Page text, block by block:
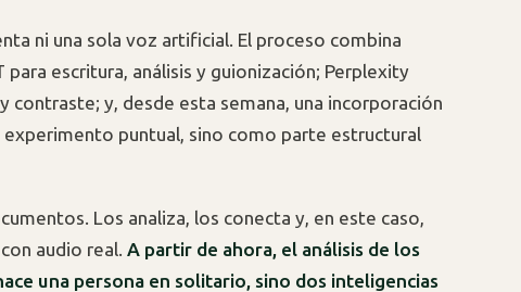
ni una sola voz artificial. El proceso combina
escritura, análisis y guionización; Perplexity
contraste; y, desde esta semana, una incorporación
puntual, sino como parte estructural
Los analiza, los conecta y, en este caso,
audio real. A partir de ahora, el análisis de los
una persona en solitario, sino dos inteligencias